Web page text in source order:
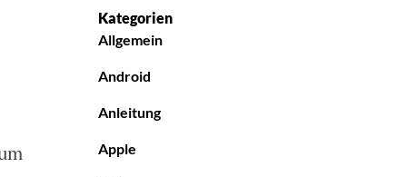
Kategorien
Allgemein
Android
Anleitung
Apple